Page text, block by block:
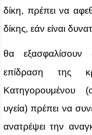
δίκη, πρέπει να
δίκης, εάν είναι
θα εξασφαλίσουν
επίδραση της
Κατηγορουμένου
υγεία) πρέπει να
ανατρέψει την